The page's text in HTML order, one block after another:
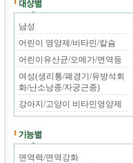
남성
어린이 영양제/비타민/칼슘
어린이유산균/오메가/면역등
여성(생리통/폐경기/유방석회
화/난소낭종/자궁근종)
강아지/고양이 비타민영양제
면역력/면역강화